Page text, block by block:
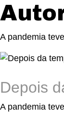
A pandemia
Depois
A pandemia